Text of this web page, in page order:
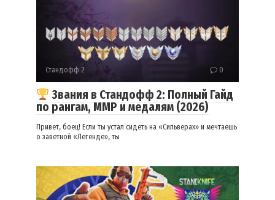
Стандофф 2 0
Звания в Стандофф 2: Полный Гайд
по рангам, ММР и медалям (2026)
Привет, боец! Если ты устал сидеть на «Сильверах» и мечтаешь
о заветной «Легенде», ты